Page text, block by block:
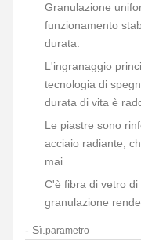
Granulazione
funzionamento
durata.
L'ingranaggio
tecnologia di
durata di vita è
Le piastre sono
acciaio radiante,
mai
C'è fibra di vetro
granulazione
- Sì. parametro